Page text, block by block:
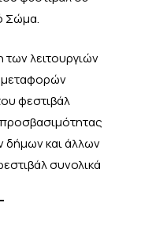
Σώμα.
των λειτουργιών
φεστιβάλ
δήμων και άλλων
συνολικά